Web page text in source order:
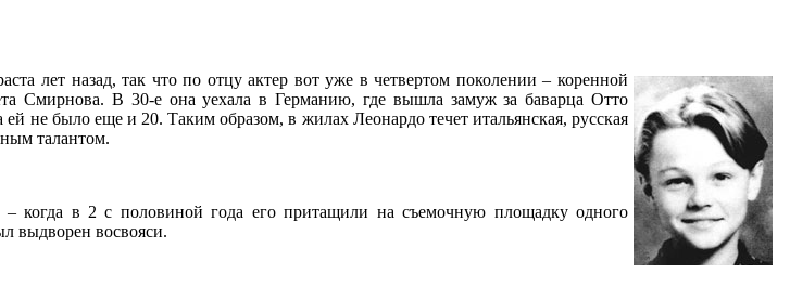
лет назад, так что по отцу актер вот уже в четвертом поколении – коренной
Смирнова. В 30-е она уехала в Германию, где вышла замуж за баварца Отто
было еще и 20. Таким образом, в жилах Леонардо течет итальянская, русская
талантом.
когда в 2 с половиной года его притащили на съемочную площадку одного
выдворен восвояси.